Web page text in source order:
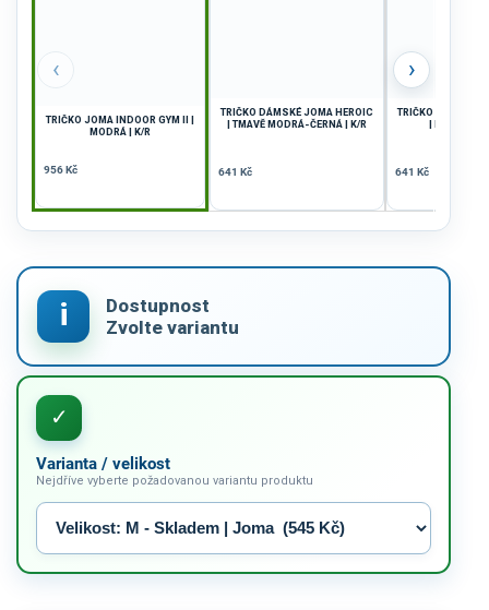
‹
TRIČKO JOMA INDOOR GYM II |
MODRÁ | K/R
956 Kč
TRIČKO DÁMSKÉ JOMA HEROIC
| TMAVĚ MODRÁ-ČERNÁ | K/R
641 Kč
TRIČKO DÁMSKÉ
641 Kč
›
Varianta / velikost
Nejdříve vyberte požadovanou variantu produktu